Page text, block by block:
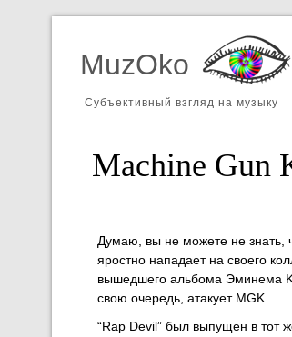
MuzOko
Субъективный взгляд на музыку
Machine Gun
Думаю, вы не можете не знать,
яростно нападает на своего
вышедшего альбома Эминема
свою очередь, атакует MGK.
“Rap Devil” был выпущен в тот